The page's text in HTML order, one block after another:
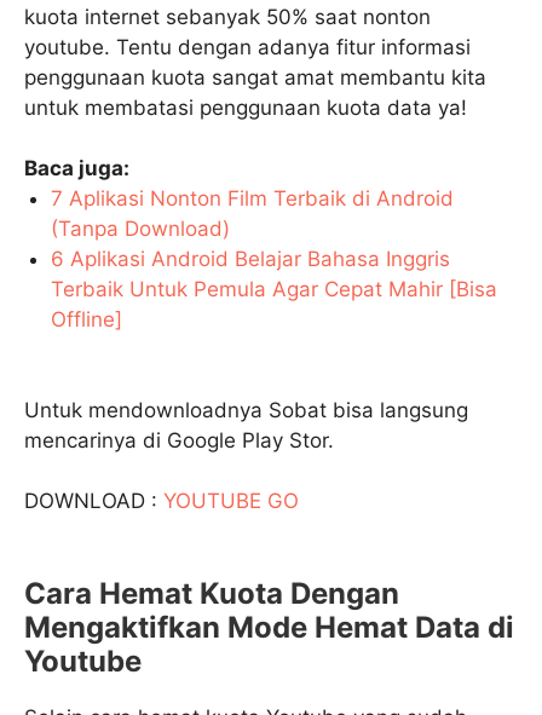
kuota internet sebanyak 50% saat nonton
youtube. Tentu dengan adanya fitur informasi
penggunaan kuota sangat amat membantu kita
untuk membatasi penggunaan kuota data ya!
Baca juga:
7 Aplikasi Nonton Film Terbaik di Android
(Tanpa Download)
6 Aplikasi Android Belajar Bahasa Inggris
Terbaik Untuk Pemula Agar Cepat Mahir [Bisa
Offline]
Untuk mendownloadnya Sobat bisa langsung
mencarinya di Google Play Stor.
DOWNLOAD : YOUTUBE GO
Cara Hemat Kuota Dengan
Mengaktifkan Mode Hemat Data di
Youtube